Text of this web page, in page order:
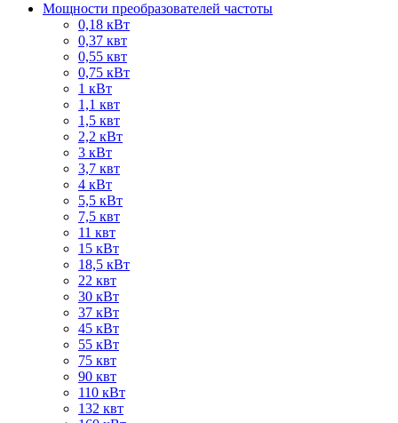
Мощности преобразователей частоты
0,18 кВт
0,37 квт
0,55 квт
0,75 кВт
1 кВт
1,1 квт
1,5 квт
2,2 кВт
3 кВт
3,7 квт
4 кВт
5,5 кВт
7,5 квт
11 квт
15 кВт
18,5 кВт
22 квт
30 кВт
37 кВт
45 кВт
55 кВт
75 квт
90 квт
110 кВт
132 квт